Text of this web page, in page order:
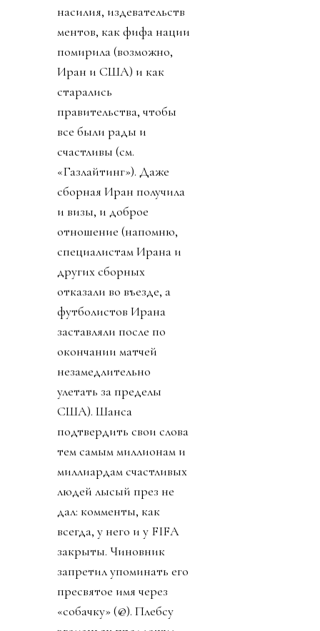
насилия, издевательств
ментов, как фифа нации
помирила (возможно,
Иран и США) и как
старались
правительства, чтобы
все были рады и
счастливы (см.
«Газлайтинг»). Даже
сборная Иран получила
и визы, и доброе
отношение (напомню,
специалистам Ирана и
других сборных
отказали во въезде, а
футболистов Ирана
заставляли после по
окончании матчей
незамедлительно
улетать за пределы
США). Шанса
подтвердить свои слова
тем самым миллионам и
миллиардам счастливых
людей лысый през не
дал: комменты, как
всегда, у него и у FIFA
закрыты. Чиновник
запретил упоминать его
пресвятое имя через
«собачку» (@). Плебсу